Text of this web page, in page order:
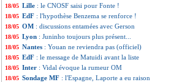
18/05 Lille : le CNOSF saisi pour Fonte !
18/05 EdF : l'hypothèse Benzema se renforce !
18/05 OM : discussions entamées avec Gerson
18/05 Lyon : Juninho toujours plus présent...
18/05 Nantes : Youan ne reviendra pas (officiel)
18/05 EdF : le message de Matuidi avant la liste
18/05 Inter : Vidal évoque la rumeur OM
18/05 Sondage MF : l'Espagne, Laporte a eu raison